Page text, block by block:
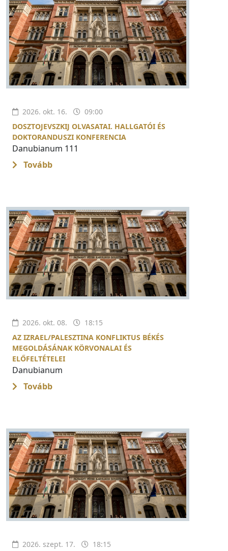
2026. okt. 16.
09:00
DOSZTOJEVSZKIJ OLVASATAI. HALLGATÓI ÉS
DOKTORANDUSZI KONFERENCIA
Danubianum 111
Tovább
2026. okt. 08.
18:15
AZ IZRAEL/PALESZTINA KONFLIKTUS BÉKÉS
MEGOLDÁSÁNAK KÖRVONALAI ÉS
ELŐFELTÉTELEI
Danubianum
Tovább
2026. szept. 17. 18:15